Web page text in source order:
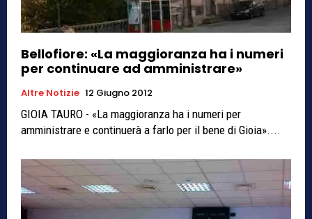
Bellofiore: «La maggioranza ha i numeri
per continuare ad amministrare»
Altre Notizie 12 Giugno 2012
GIOIA TAURO - «La maggioranza ha i numeri per
amministrare e continuerà a farlo per il bene di Gioia»....